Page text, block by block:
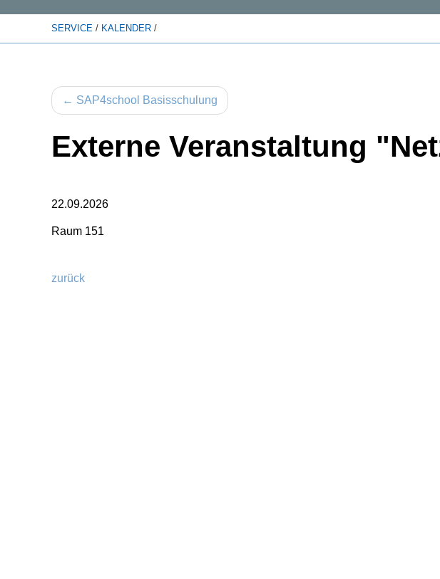
SERVICE / KALENDER /
← SAP4school Basisschulung
Externe Veranstaltung
22.09.2026
Raum 151
zurück